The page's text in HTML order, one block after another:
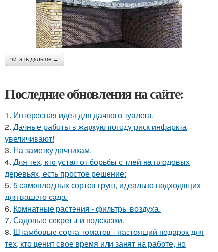
читать дальше →
Последние обновления на сайте:
1. Интересная идея для дачного туалета.
2. Дачные работы в жаркую погоду риск инфаркта
увеличивают!
3. На заметку дачникам.
4. Для тех, кто устал от борьбы с тлей на плодовых
деревьях, есть простое решение:
5. 5 самоплодных сортов груш, идеально подходящих
для вашего сада.
6. Комнатные растения - фильтры воздуха.
7. Садовые секреты и подсказки.
8. Штамбовые сорта томатов - настоящий подарок для
тех, кто ценит свое время или занят на работе, но